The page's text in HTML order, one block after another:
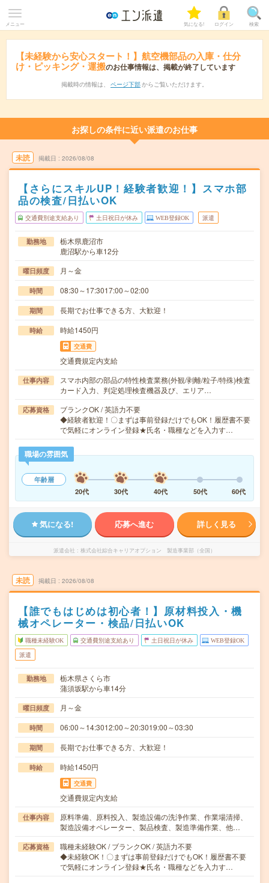
メニュー 気になる! ログイン 検索
【未経験から安心スタート！】航空機部品の入庫・仕分
け・ピッキング・運搬のお仕事情報は、掲載が終了しています
掲載時の情報は、 ページ下部 からご覧いただけます。
お探しの条件に近い派遣のお仕事
未読 掲載日 2026/08/08
【さらにスキルUP！経験者歓迎！】スマホ部
品の検査/日払いOK
交通費別途支給あり 土日祝日が休み WEB登録OK 派遣
勤務地
栃木県鹿沼市
鹿沼駅から車12分
曜日頻度 月～金
時間 08:30～17:3017:00～02:00
期間 長期でお仕事できる方、大歓迎！
時給 時給1450円
交通費
交通費規定内支給
仕事内容
スマホ内部の部品の特性検査業務(外観/剥離/粒子/特殊)検査
カード入力、判定処理検査機器及び、エリア…
応募資格
ブランクOK / 英語力不要
◆経験者歓迎！〇まずは事前登録だけでもOK！履歴書不要
で気軽にオンライン登録★氏名・職種などを入力す…
職場の雰囲気
年齢層
20代
30代 40代 50代 60代
気になる! 応募へ進む 詳しく見る
派遣会社 株式会社綜合キャリアオプション 製造事業部（全国）
未読 掲載日 2026/08/08
【誰でもはじめは初心者！】原材料投入・機
械オペレーター・検品/日払いOK
職種未経験OK 交通費別途支給あり 土日祝日が休み WEB登録OK
派遣
勤務地
栃木県さくら市
蒲須坂駅から車14分
曜日頻度 月～金
時間 06:00～14:3012:00～20:3019:00～03:30
期間 長期でお仕事できる方、大歓迎！
時給 時給1450円
交通費
交通費規定内支給
仕事内容
原料準備、原料投入、製造設備の洗浄作業、作業場清掃、
製造設備オペレーター、製品検査、製造準備作業、他…
応募資格
職種未経験OK / ブランクOK / 英語力不要
◆未経験OK！〇まずは事前登録だけでもOK！履歴書不要
で気軽にオンライン登録★氏名・職種などを入力す…